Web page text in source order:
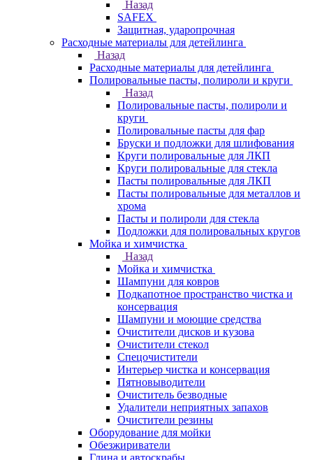
Назад
SAFEX
Защитная, ударопрочная
Расходные материалы для детейлинга
Назад
Расходные материалы для детейлинга
Полировальные пасты, полироли и круги
Назад
Полировальные пасты, полироли и
круги
Полировальные пасты для фар
Бруски и подложки для шлифования
Круги полировальные для ЛКП
Круги полировальные для стекла
Пасты полировальные для ЛКП
Пасты полировальные для металлов и
хрома
Пасты и полироли для стекла
Подложки для полировальных кругов
Мойка и химчистка
Назад
Мойка и химчистка
Шампуни для ковров
Подкапотное пространство чистка и
консервация
Шампуни и моющие средства
Очистители дисков и кузова
Очистители стекол
Спецочистители
Интерьер чистка и консервация
Пятновыводители
Очиститель безводные
Удалители неприятных запахов
Очистители резины
Оборудование для мойки
Обезжириватели
Глина и автоскрабы